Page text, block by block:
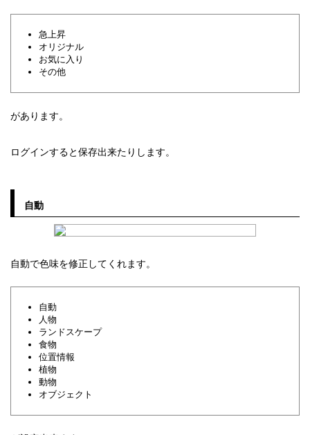
急上昇
オリジナル
お気に入り
その他
があります。
ログインすると保存出来たりします。
自動
自動で色味を修正してくれます。
自動
人物
ランドスケープ
食物
位置情報
植物
動物
オブジェクト